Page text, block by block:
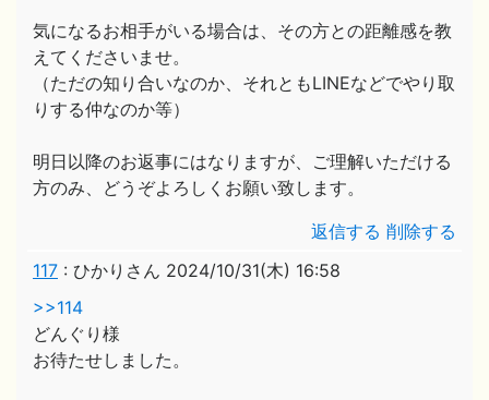
気になるお相手がいる場合は、その方との距離感を教
えてくださいませ。
（ただの知り合いなのか、それともLINEなどでやり取
りする仲なのか等）
明日以降のお返事にはなりますが、ご理解いただける
方のみ、どうぞよろしくお願い致します。
返信する 削除する
117 : ひかりさん 2024/10/31(木) 16:58
>>114
どんぐり様
お待たせしました。